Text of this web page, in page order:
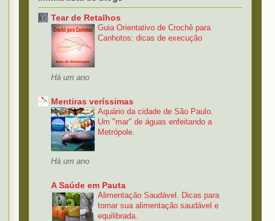
Tear de Retalhos
Guia Orientativo de Crochê para
Canhotos: dicas de execução
Há um ano
Mentiras veríssimas
Aquário da cidade de São Paulo.
Um "mar" de águas enfeitando a
Metrópole.
Há um ano
A Saúde em Pauta
Alimentação Saudável. Dicas para
tornar sua alimentação saudável e
equilibrada.